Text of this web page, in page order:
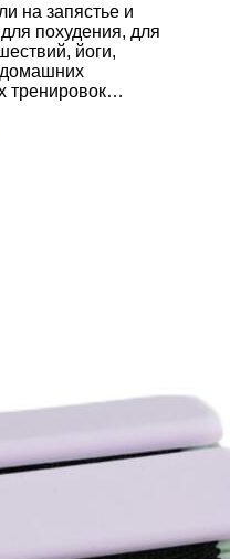
на запястье и
похудения, для
йоги,
домашних
тренировок…